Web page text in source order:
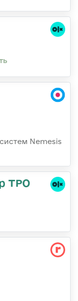
Nemesis
ТРО